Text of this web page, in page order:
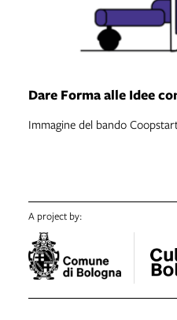
Dare Forma alle Idee
Immagine del bando
A project by: